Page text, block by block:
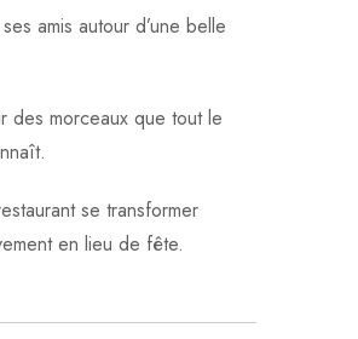
amis autour d’une belle
des morceaux que tout le
se transformer
en lieu de fête.